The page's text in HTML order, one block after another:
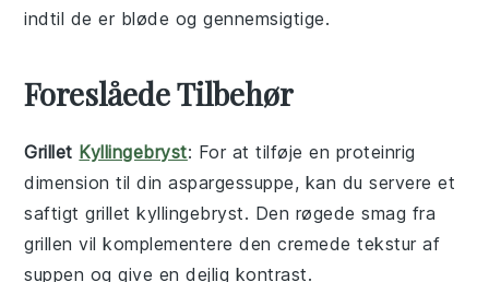
indtil de er bløde og gennemsigtige.
Foreslåede Tilbehør
Grillet Kyllingebryst: For at tilføje en proteinrig
dimension til dinaspargessuppe, kan du servere et
saftigtgrillet kyllingebryst. Den røgede smag fra
grillen vil komplementere den cremede tekstur af
suppen og give en dejlig kontrast.